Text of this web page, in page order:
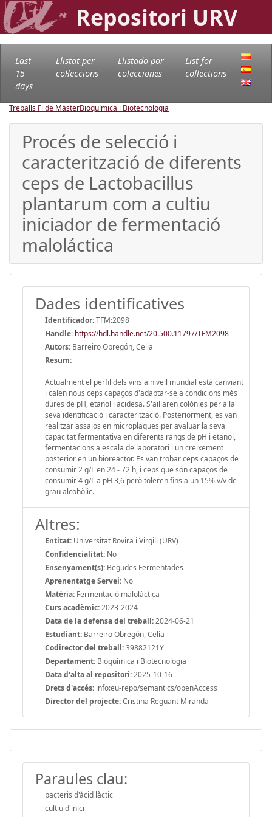
Repositori URV
Last
15
days
Llistat per
col·leccions
Llistado por
colecciones
List for
collections
Treballs Fi de MàsterBioquímica i Biotecnologia
Procés de selecció i
caracterització de diferents
ceps de Lactobacillus
plantarum com a cultiu
iniciador de fermentació
maloláctica
Dades identificatives
Identificador:TFM:2098
Handle: https://hdl.handle.net/20.500.11797/TFM2098
Autors: Barreiro Obregón, Celia
Resum:
Actualment el perfil dels vins a nivell mundial està canviant
i calen nous ceps capaços d'adaptar-se a condicions més
dures de pH, etanol i acidesa. S'aïllaren colònies per a la
seva identificació i caracterització. Posteriorment, es van
realitzar assajos en microplaques per avaluar la seva
capacitat fermentativa en diferents rangs de pH i etanol,
fermentacions a escala de laboratori i un creixement
posterior en un bioreactor. Es van trobar ceps capaços de
consumir 2 g/L en 24 - 72 h, i ceps que són capaços de
consumir 4 g/L a pH 3,6 però toleren fins a un 15% v/v de
grau alcohòlic.
Altres:
Entitat: Universitat Rovira i Virgili (URV)
Confidencialitat: No
Ensenyament(s): Begudes Fermentades
Aprenentatge Servei: No
Matèria: Fermentació malolàctica
Curs acadèmic:2023-2024
Data de la defensa del treball:2024-06-21
Estudiant: Barreiro Obregón, Celia
Codirector del treball:39882121Y
Departament: Bioquímica i Biotecnologia
Data d'alta al repositori:2025-10-16
Drets d'accés: info:eu-repo/semantics/openAccess
Director del projecte:Cristina Reguant Miranda
Paraules clau:
bacteris d'àcid làctic
cultiu d'inici